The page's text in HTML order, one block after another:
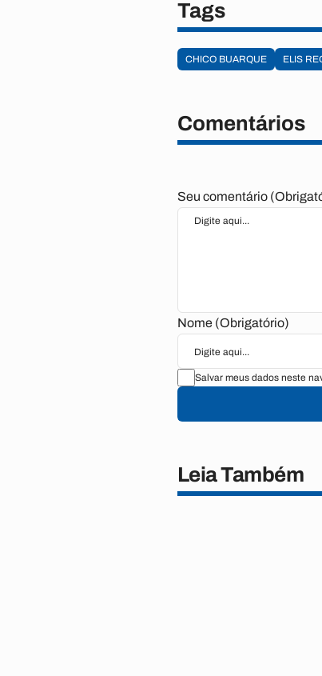
Tags
CHICO BUARQUE ELIS
Comentários
Seu comentário
Nome (Obrigatório)
Salvar meus dados neste
Leia Também